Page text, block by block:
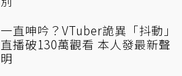
一直呻吟？VTuber詭異「抖動」
直播破130萬觀看 本人發最新聲
明